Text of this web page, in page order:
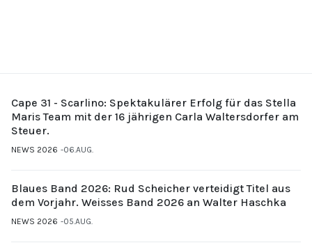
Cape 31 - Scarlino: Spektakulärer Erfolg für das Stella
Maris Team mit der 16 jährigen Carla Waltersdorfer am
Steuer.
NEWS 2026 06.AUG.
Blaues Band 2026: Rud Scheicher verteidigt Titel aus
dem Vorjahr. Weisses Band 2026 an Walter Haschka
NEWS 2026 05.AUG.